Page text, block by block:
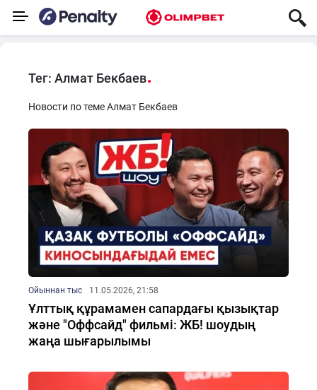
Тег: Алмат Бекбаев
Новости по теме Алмат Бекбаев
Ойыннан тыс 11.05.2026, 21:58
Ұлттық құрамамен сапардағы қызықтар
және "Оффсайд" фильмі: ЖБ! шоудың
жаңа шығарылымы